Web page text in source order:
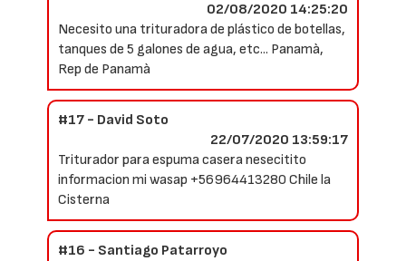
02/08/2020 14:25:20
Necesito una trituradora de plástico de botellas,
tanques de 5 galones de agua, etc... Panamà,
Rep de Panamà
#17 - David Soto
22/07/2020 13:59:17
Triturador para espuma casera nesecitito
informacion mi wasap +56964413280 Chile la
Cisterna
#16 - Santiago Patarroyo